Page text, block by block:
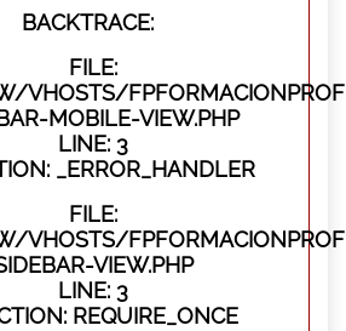
BACKTRACE:
FILE:
VHOSTS/
MOBILE-VIEW.PHP
LINE: 3
_ERROR_HANDLER
FILE:
VHOSTS/
VIEW.PHP
LINE: 3
REQUIRE_ONCE